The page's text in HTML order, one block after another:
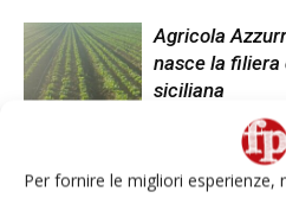
Per fornire le migliori esperienze,
Agricola
nasce la
siciliana
L’Insalata
tonnellate di